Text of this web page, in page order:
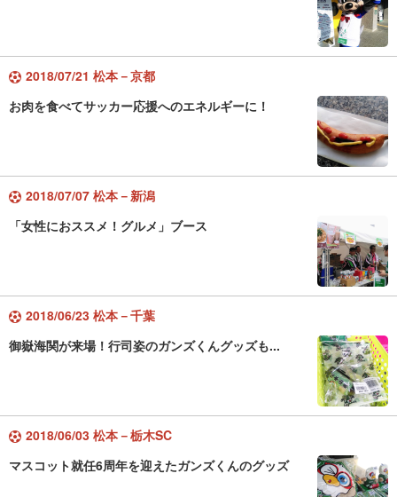
2018/07/21 松本－京都
お肉を食べてサッカー応援へのエネルギーに！
2018/07/07 松本－新潟
「女性におススメ！グルメ」ブース
2018/06/23 松本－千葉
御嶽海関が来場！行司姿のガンズくんグッズも...
2018/06/03 松本－栃木SC
マスコット就任6周年を迎えたガンズくんのグッズ